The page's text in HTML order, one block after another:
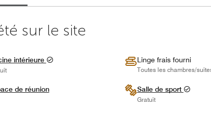
sur le site
intérieure Linge frais fourni
Toutes les chambres/
de réunion Salle de sport
Gratuit